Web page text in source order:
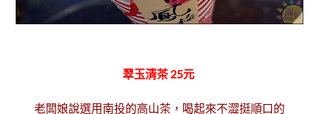
翠玉清茶 25元
老闆娘說選用南投的高山茶，喝起來不澀挺順口的